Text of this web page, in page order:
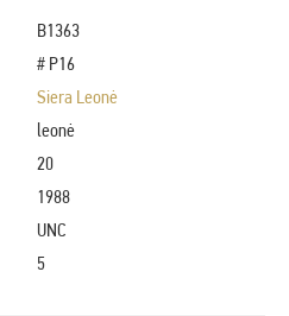
B1363
# P16
Siera Leonė
leonė
20
1988
UNC
5